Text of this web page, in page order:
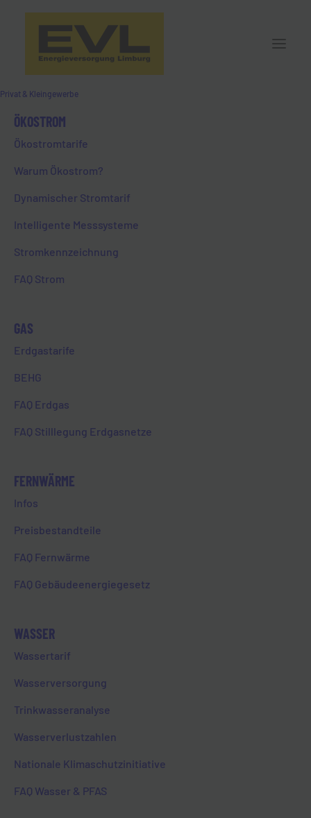
Privat & Kleingewerbe
ÖKOSTROM
Ökostromtarife
Warum Ökostrom?
Dynamischer Stromtarif
Intelligente Messsysteme
Stromkennzeichnung
FAQ Strom
GAS
Erdgastarife
BEHG
FAQ Erdgas
FAQ Stilllegung Erdgasnetze
FERNWÄRME
Infos
Preisbestandteile
FAQ Fernwärme
FAQ Gebäudeenergiegesetz
WASSER
Wassertarif
Wasserversorgung
Trinkwasseranalyse
Wasserverlustzahlen
Nationale Klimaschutzinitiative
FAQ Wasser & PFAS
EVL | INITIATIV
EVL | INITIATIV
DAS FÖRDERPROGRAMM FÜR
Unter dem Motto „Ein Herz für die Region“
Ehrenamt in der Region zu stärken und
Vereine, Gruppen, Schulen sowie weitere
Fördermaßnahmen zu unterstützen.
Sportgeräte, die längst fällige Renovierung
Musikprojekt geht – reichen Sie einfach Ihr
Projekt unter